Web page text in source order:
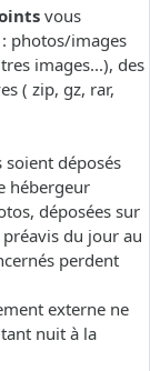
vous
photos/images
images...), des
( zip, gz, rar,
déposés
hébergeur
déposées sur
du jour au
perdent
externe ne
nuit à la